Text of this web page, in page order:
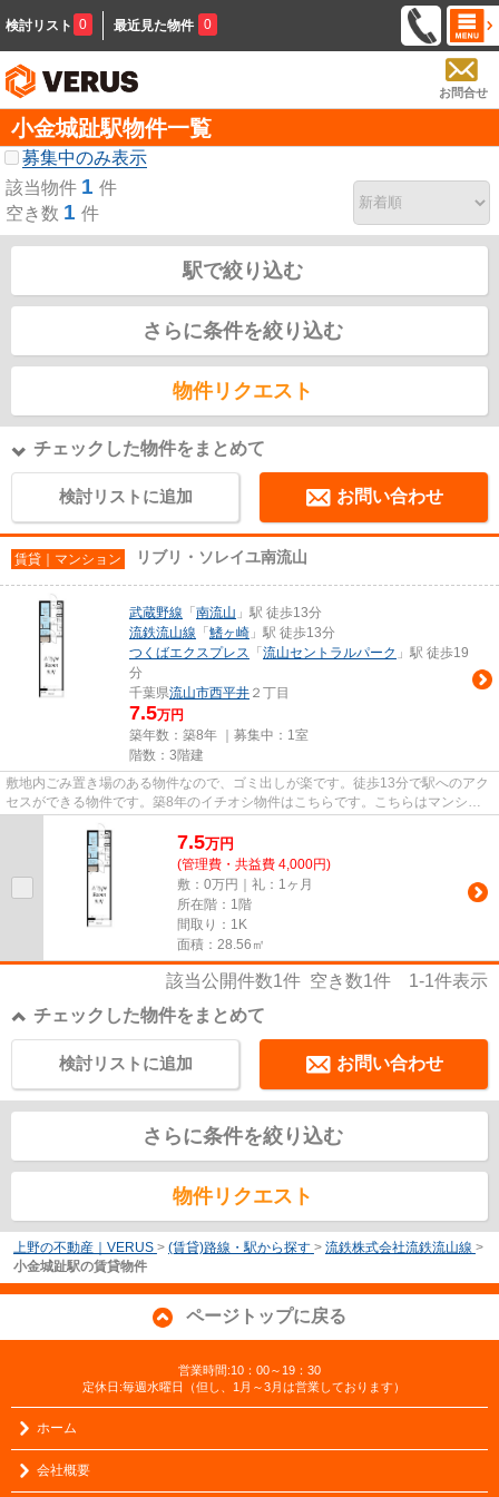
検討リスト 0 最近見た物件 0
お問合せ
小金城趾駅物件一覧
募集中のみ表示
該当物件 1 件
空き数 1 件
駅で絞り込む
さらに条件を絞り込む
物件リクエスト
チェックした物件をまとめて
検討リストに追加 お問い合わせ
賃貸｜マンション リブリ・ソレイユ南流山
武蔵野線 「 南流山 」駅 徒歩13分
流鉄流山線 「 鰭ヶ崎 」駅 徒歩13分
つくばエクスプレス 「 流山セントラルパーク 」駅 徒歩19
分
千葉県流山市西平井 ２丁目
7.5万円
築年数：築8年 ｜募集中： 1室
階数：3階建
敷地内ごみ置き場のある物件なので、ゴミ出しが楽です。徒歩13分で駅へのアク
セスができる物件です。築8年のイチオシ物件はこちらです。こちらはマンショ
7.5万円
(管理費・共益費 4,000円)
敷：0万円｜礼：1ヶ月
所在階：1階
間取り：1K
面積：28.56㎡
該当公開件数1件 空き数1件 1-1件表示
チェックした物件をまとめて
お問い合わせ
検討リストに追加
さらに条件を絞り込む
物件リクエスト
上野の不動産｜VERUS > (賃貸)路線・駅から探す > 流鉄株式会社流鉄流山線 >
小金城趾駅の賃貸物件
ページトップに戻る
営業時間:10：00～19：30
定休日:毎週水曜日（但し、1月～3月は営業しております）
ホーム
会社概要